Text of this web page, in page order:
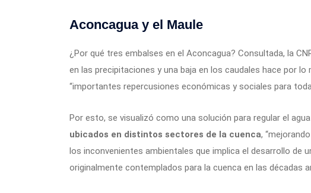
Aconcagua y el Maule
¿Por qué tres embalses en el Aconcagua? Consultada, la
en las precipitaciones y una baja en los caudales hace por lo
“importantes repercusiones económicas y sociales para
Por esto, se visualizó como una solución para regular el
ubicados en distintos sectores de la cuenca,
los inconvenientes ambientales que implica el desarrollo de
originalmente contemplados para la cuenca en las décadas